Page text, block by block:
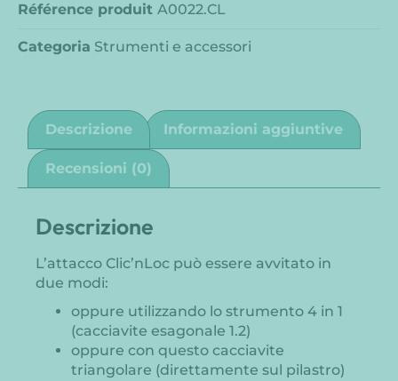
Référence produit A0022.CL
Categoria Strumenti e accessori
Descrizione Informazioni aggiuntive
Recensioni (0)
Descrizione
L’attacco Clic’nLoc può essere avvitato in
due modi:
oppure utilizzando lo strumento 4 in 1
(cacciavite esagonale 1.2)
oppure con questo cacciavite
triangolare (direttamente sul pilastro)